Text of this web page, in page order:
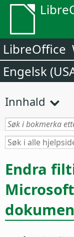
LibreOffice
Engelsk
Innhald
Endra